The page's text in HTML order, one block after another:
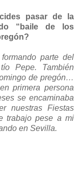
pasar de la
“baile de los
parte del
Pepe. También
de pregón…
primera persona
se encaminaba
nuestras Fiestas
trabajo pese a mi
en Sevilla.